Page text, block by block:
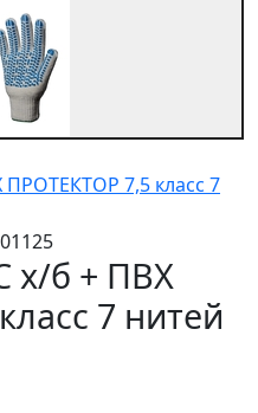
х/б + ПВХ
7 нитей